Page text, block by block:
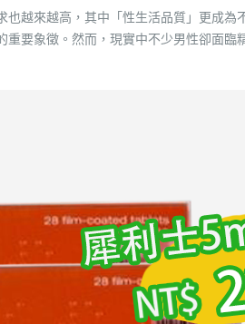
越來越高，其中「性生活品質」更成為
要象徵。然而，現實中不少男性卻面臨